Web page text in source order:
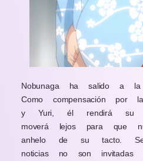
Nobunaga ha salido a
Como compensación por
y Yuri, él rendirá su
moverá lejos para que
anhelo de su tacto.
noticias no son invitadas